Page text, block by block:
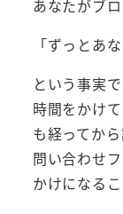
あなたがブ
「ずっとあ
という事実で
時間をかけ
も経ってから
問い合わせ
かけになるこ